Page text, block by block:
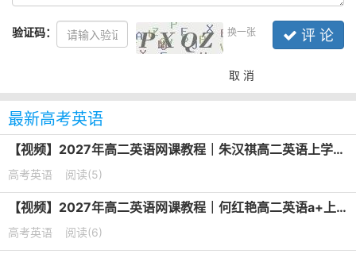
验证码： 换一张 评 论
取 消
最新高考英语
【视频】2027年高二英语网课教程｜朱汉祺高二英语上学期暑假班视频教程
高考英语 阅读(5)
【视频】2027年高二英语网课教程｜何红艳高二英语a+上学期暑假班视频教程
高考英语 阅读(6)